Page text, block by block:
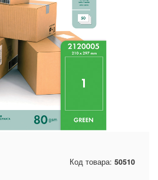
Код товара: 50510